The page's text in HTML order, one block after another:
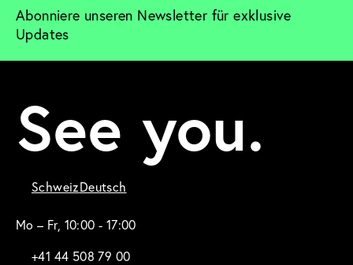
Abonniere unseren Newsletter für exklusive
Updates
See you.
SchweizDeutsch
Mo – Fr, 10:00 - 17:00
+41 44 508 79 00